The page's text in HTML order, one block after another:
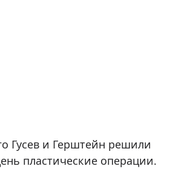
Гусев и Герштейн решили
пластические операции.